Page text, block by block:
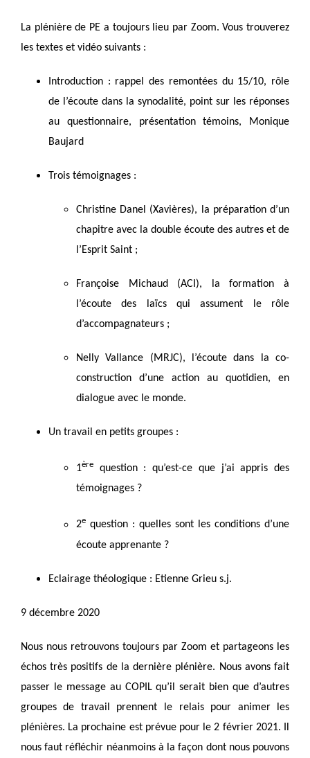
La plénière de PE a toujours lieu par Zoom. Vous trouverez
les textes et vidéo suivants :
Introduction : rappel des remontées du 15/10, rôle
de l’écoute dans la synodalité, point sur les réponses
au questionnaire, présentation témoins, Monique
Baujard
Trois témoignages :
Christine Danel (Xavières), la préparation d’un
chapitre avec la double écoute des autres et de
l’Esprit Saint ;
Françoise Michaud (ACI), la formation à
l’écoute des laïcs qui assument le rôle
d’accompagnateurs ;
Nelly Vallance (MRJC), l’écoute dans la co-
construction d’une action au quotidien, en
dialogue avec le monde.
Un travail en petits groupes :
1èrequestion : qu’est-ce que j’ai appris des
témoignages ?
2equestion : quelles sont les conditions d’une
écoute apprenante ?
Eclairage théologique : Etienne Grieu s.j.
9 décembre 2020
Nous nous retrouvons toujours par Zoom et partageons les
échos très positifs de la dernière plénière. Nous avons fait
passer le message au COPIL qu’il serait bien que d’autres
groupes de travail prennent le relais pour animer les
plénières. La prochaine est prévue pour le 2 février 2021. Il
nous faut réfléchir néanmoins à la façon dont nous pouvons